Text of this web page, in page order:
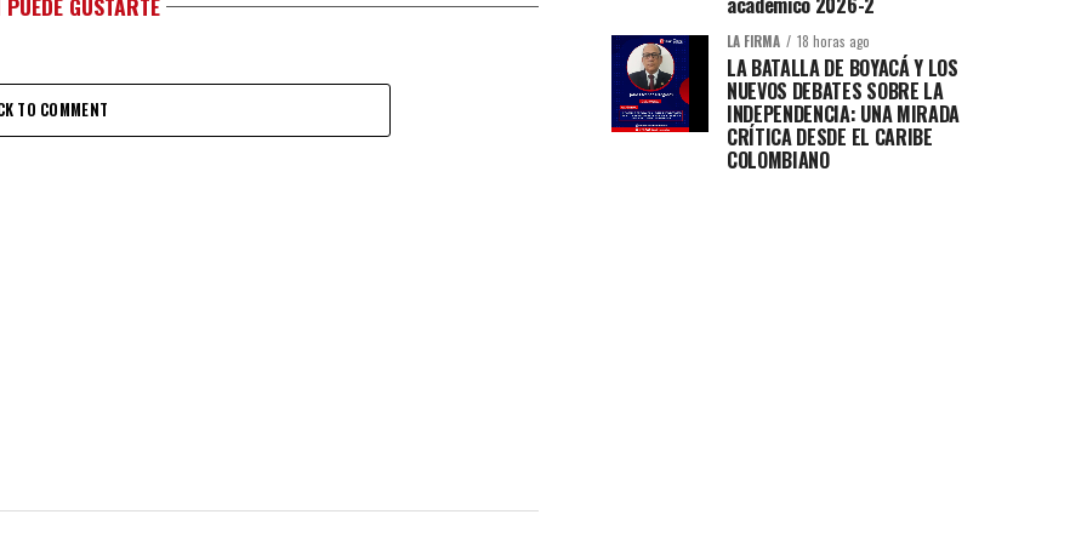
TO COMMENT
LA FIRMA 18 horas ago
LA BATALLA DE BOYACÁ Y LOS
NUEVOS DEBATES SOBRE LA
INDEPENDENCIA: UNA MIRADA
CRÍTICA DESDE EL CARIBE
COLOMBIANO